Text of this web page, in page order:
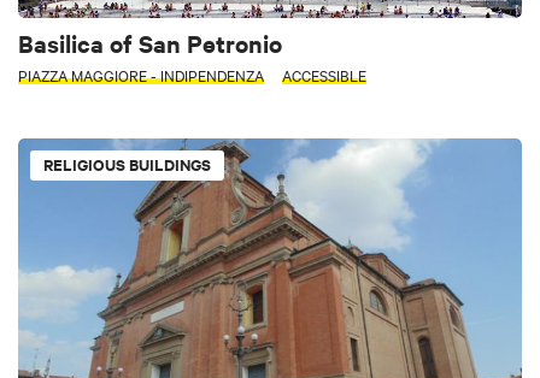
Basilica of San Petronio
PIAZZA MAGGIORE - INDIPENDENZA ACCESSIBLE
RELIGIOUS BUILDINGS